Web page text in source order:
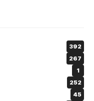
392
267
1
252
45